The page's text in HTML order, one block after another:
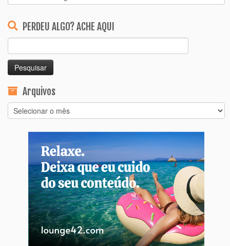
PERDEU ALGO? ACHE AQUI
por:
Arquivos
Arquivos